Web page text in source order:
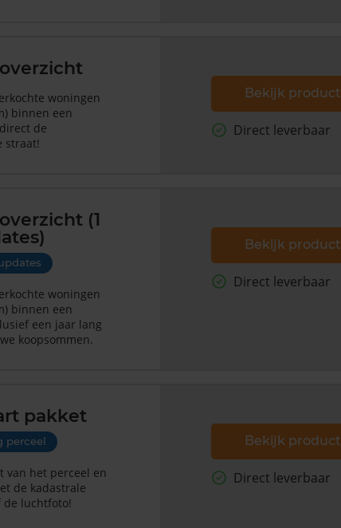
woningen
binnen een
de
straat!
Bekijk product
Direct leverbaar
(1
woningen
binnen een
een jaar lang
koopsommen.
Bekijk product
Direct leverbaar
pakket
perceel
van het perceel en
de kadastrale
de luchtfoto!
Bekijk product
Direct leverbaar